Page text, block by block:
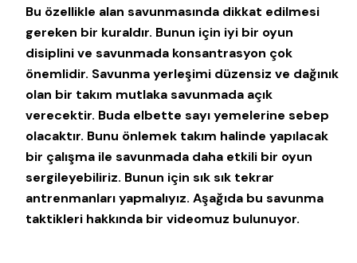
Bu özellikle alan savunmasında dikkat edilmesi
gereken bir kuraldır. Bunun için iyi bir oyun
disiplini ve savunmada konsantrasyon çok
önemlidir. Savunma yerleşimi düzensiz ve dağınık
olan bir takım mutlaka savunmada açık
verecektir. Buda elbette sayı yemelerine sebep
olacaktır. Bunu önlemek takım halinde yapılacak
bir çalışma ile savunmada daha etkili bir oyun
sergileyebiliriz. Bunun için sık sık tekrar
antrenmanları yapmalıyız. Aşağıda bu savunma
taktikleri hakkında bir videomuz bulunuyor.